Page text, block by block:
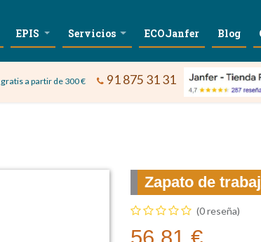
EPIS Servicios ECOJanfer Blog
a partir de 300 € 91 875 31 31
Zapato de
(0 reseña)